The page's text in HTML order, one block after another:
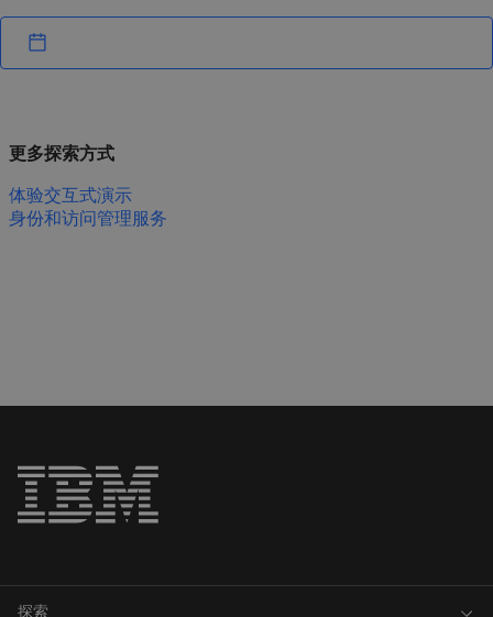
更多探索方式
体验交互式演示
身份和访问管理服务